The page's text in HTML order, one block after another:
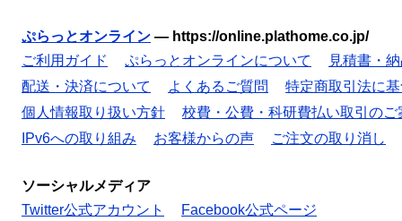
ぷらっとオンライン — https://online.plathome.co.jp/
ご利用ガイド
ぷらっとオンラインについて
見積書・
配送・決済について
よくあるご質問
特定商取引法に
個人情報取り扱い方針
校費・公費・科研費払い取引のご
IPv6への取り組み
お客様からの声 ご注文の取り消し
ソーシャルメディア
Twitter公式アカウント
Facebook公式ページ